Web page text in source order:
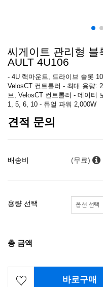
씨게이트 관리형
AULT 4U106
- 4U 랙마운트, 드라이브 슬롯
VelosCT 컨트롤러 - 최대 용량:
브, VelosCT 컨트롤러 - 데이터
1, 5, 6, 10 - 듀얼 파워 2,000W
견적 문의
배송비 (무료)
용량 선택
총 금액
바로구매